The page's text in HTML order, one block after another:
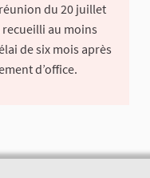
du 20 juillet
recueilli au moins
de six mois après
d’office.